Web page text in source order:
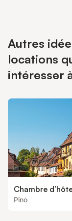
Autres
locations
intéresser
Chambre
Pino